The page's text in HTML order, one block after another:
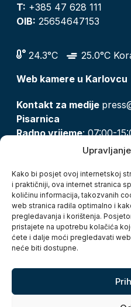
Kako bi posjet ovoj internetskoj
i praktičniji, ova internet stranica
količinu informacija, takozvanih
web stranica radila optimalno i
pregledavanja i korištenja.
pristajete na upotrebu kolačića
ćete i dalje moći pregledavati
neće biti dostupne.
T: +385 47 628 111
OIB: 25654647153
24.3°C
25.0°C
Web kamere u Karlovcu
Kontakt za medije
Pisarnica
Radno vrijeme: 07:00-
Zaštita osobnih podataka
Pristup informacijama
Kolačići
Izjava o pristupačnosti
Turistička zajednica